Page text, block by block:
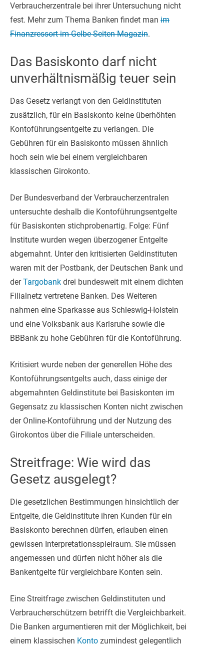
Verbraucherzentrale bei ihrer Untersuchung nicht
fest. Mehr zum Thema Banken findet man im
Finanzressort im Gelbe Seiten Magazin.
Das Basiskonto darf nicht
unverhältnismäßig teuer sein
Das Gesetz verlangt von den Geldinstituten
zusätzlich, für ein Basiskonto keine überhöhten
Kontoführungsentgelte zu verlangen. Die
Gebühren für ein Basiskonto müssen ähnlich
hoch sein wie bei einem vergleichbaren
klassischen Girokonto.
Der Bundesverband der Verbraucherzentralen
untersuchte deshalb die Kontoführungsentgelte
für Basiskonten stichprobenartig. Folge: Fünf
Institute wurden wegen überzogener Entgelte
abgemahnt. Unter den kritisierten Geldinstituten
waren mit der Postbank, der Deutschen Bank und
derTargobank drei bundesweit mit einem dichten
Filialnetz vertretene Banken. Des Weiteren
nahmen eine Sparkasse aus Schleswig-Holstein
und eine Volksbank aus Karlsruhe sowie die
BBBank zu hohe Gebühren für die Kontoführung.
Kritisiert wurde neben der generellen Höhe des
Kontoführungsentgelts auch, dass einige der
abgemahnten Geldinstitute bei Basiskonten im
Gegensatz zu klassischen Konten nicht zwischen
der Online-Kontoführung und der Nutzung des
Girokontos über die Filiale unterscheiden.
Streitfrage: Wie wird das
Gesetz ausgelegt?
Die gesetzlichen Bestimmungen hinsichtlich der
Entgelte, die Geldinstitute ihren Kunden für ein
Basiskonto berechnen dürfen, erlauben einen
gewissen Interpretationsspielraum. Sie müssen
angemessen und dürfen nicht höher als die
Bankentgelte für vergleichbare Konten sein.
Eine Streitfrage zwischen Geldinstituten und
Verbraucherschützern betrifft die Vergleichbarkeit.
Die Banken argumentieren mit der Möglichkeit, bei
einem klassischen Konto zumindest gelegentlich